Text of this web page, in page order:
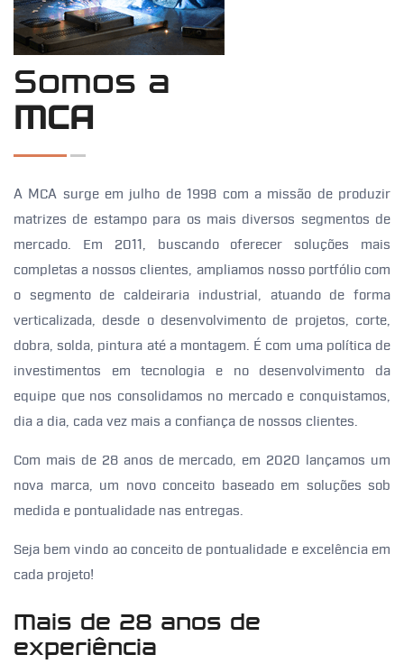
Somos a
MCA
A MCA surge em julho de 1998 com a missão de produzir
matrizes de estampo para os mais diversos segmentos de
mercado. Em 2011, buscando oferecer soluções mais
completas a nossos clientes, ampliamos nosso portfólio com
o segmento de caldeiraria industrial, atuando de forma
verticalizada, desde o desenvolvimento de projetos, corte,
dobra, solda, pintura até a montagem. É com uma política de
investimentos em tecnologia e no desenvolvimento da
equipe que nos consolidamos no mercado e conquistamos,
dia a dia, cada vez mais a confiança de nossos clientes.
Com mais de 28 anos de mercado, em 2020 lançamos um
nova marca, um novo conceito baseado em soluções sob
medida e pontualidade nas entregas.
Seja bem vindo ao conceito de pontualidade e excelência em
cada projeto!
Mais de 28 anos de
experiência